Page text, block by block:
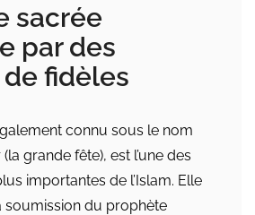
sacrée
par des
fidèles
connu sous le nom
grande fête), est l’une des
importantes de l’Islam. Elle
du prophète